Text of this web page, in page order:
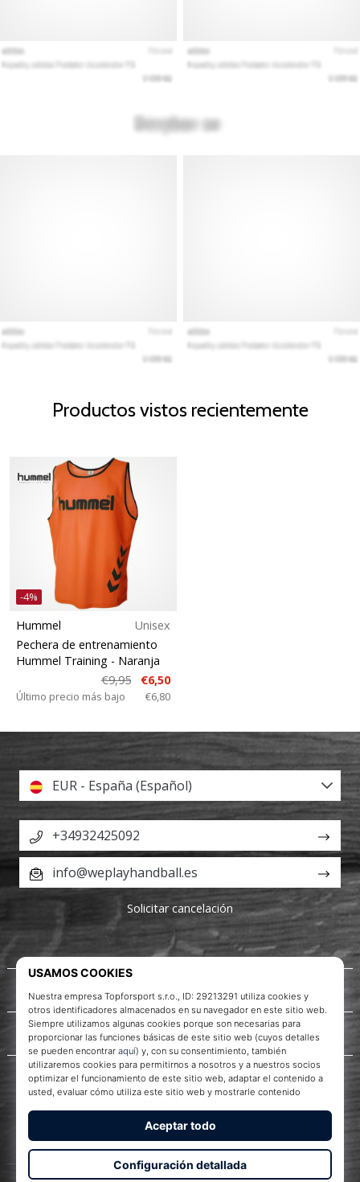
Productos vistos recientemente
-4%
Hummel
Unisex
Pechera de entrenamiento
Hummel Training - Naranja
€9,95
€6,50
Último precio más bajo €6,80
WePlayHandball.es
Acerca de nosotros
Servicio al cliente
EUR - España (Español)
+34932425092
info@weplayhandball.es
Solicitar cancelación